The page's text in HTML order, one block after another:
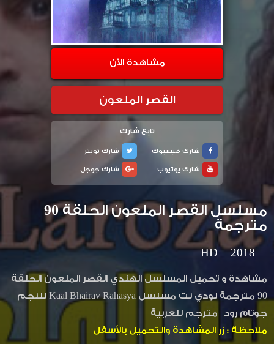
مشاهدة الأن
القصر الملعون
تابع شارك
شارك فيسبوك
شارك تويتر
شارك يوتيوب
شارك جوجل
مسلسل القصر الملعون الحلقة 90
مترجمة
2018
HD
مشاهدة و تحميل المسلسل الهندي القصر الملعون الحلقة
90 مترجمة لودي نت مسلسل Kaal Bhairav Rahasya للنجم
جوتام رود مترجم للعربية
ملاحظة : زر المشاهدة والتحميل بالأسفل